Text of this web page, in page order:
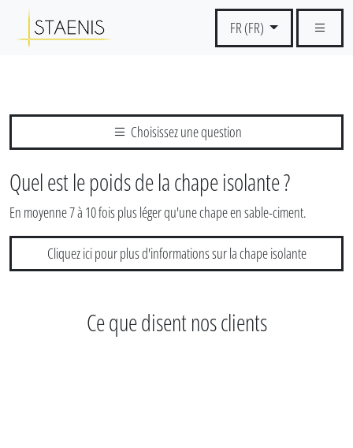
FR (FR)
Choisissez une question
Quel est le poids de la chape isolante ?
En moyenne 7 à 10 fois plus léger qu'une chape en sable-ciment.
Cliquez ici pour plus d'informations sur la chape isolante
Ce que disent nos clients